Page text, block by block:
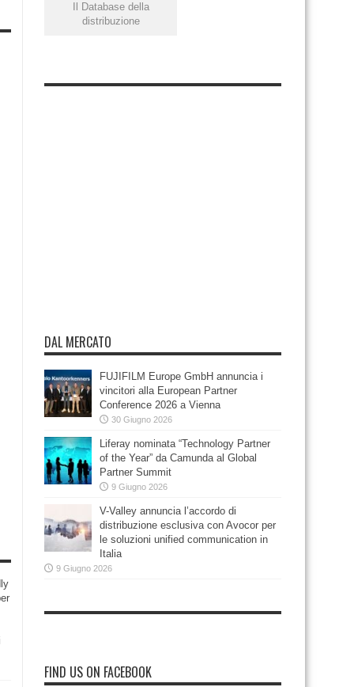
Il Database della
distribuzione
DAL MERCATO
FUJIFILM Europe GmbH annuncia i
vincitori alla European Partner
Conference 2026 a Vienna
30 Giugno 2026
Liferay nominata “Technology Partner
of the Year” da Camunda al Global
Partner Summit
9 Giugno 2026
V-Valley annuncia l’accordo di
distribuzione esclusiva con Avocor per
le soluzioni unified communication in
Italia
9 Giugno 2026
FIND US ON FACEBOOK